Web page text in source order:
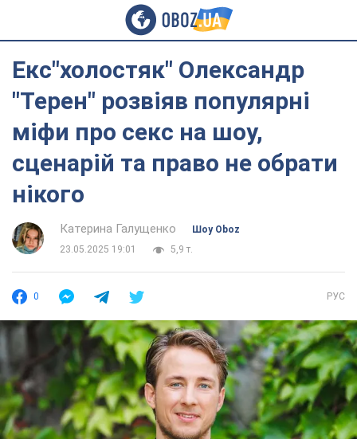
Екс"холостяк" Олександр
"Терен" розвіяв популярні
міфи про секс на шоу,
сценарій та право не обрати
нікого
Катерина Галущенко
Шоу Oboz
23.05.2025 19:01
5,9 т.
0 РУС